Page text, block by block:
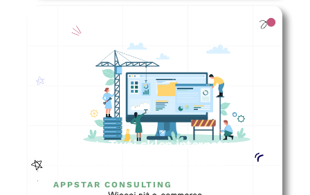
Dlaczego Twój sklep internetowy
APPSTAR CONSULTING